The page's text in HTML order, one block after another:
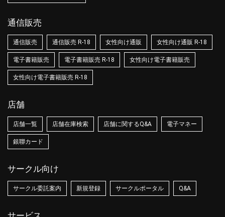
通信販売
通信販売 通信販売 R-18 女性向け通販 女性向け通販 R-18
電子書籍販売 電子書籍販売 R-18 女性向け電子書籍販売
女性向け電子書籍販売 R-18
店舗
店舗一覧 店舗在庫検索 店舗に関するQ&A 電子マネー
銀聯カード
サークル向け
サークル委託案内 新規登録 サークルポータル Q&A